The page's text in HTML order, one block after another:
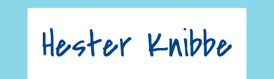
Hester Knibbe